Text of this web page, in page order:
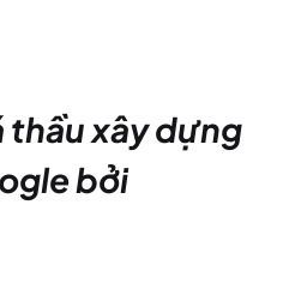
thầu xây dựng
bởi